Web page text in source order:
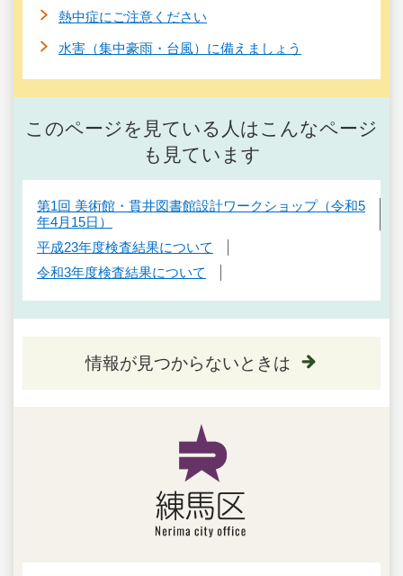
熱中症にご注意ください
水害（集中豪雨・台風）に備えましょう
このページを見ている人はこんなページ
も見ています
第1回 美術館・貫井図書館設計ワークショップ（令和5
年4月15日）
平成23年度検査結果について
令和3年度検査結果について
情報が見つからないときは